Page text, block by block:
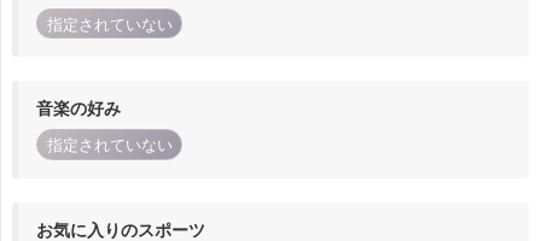
指定されていない
音楽の好み
指定されていない
お気に入りのスポーツ